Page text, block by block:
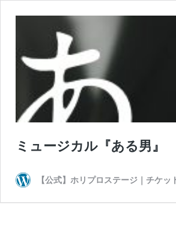
ミュージカル『ある男』
【公式】ホリプロステージ｜チケ